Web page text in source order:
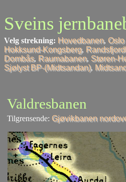
Sveins
Velg strekning: Hovedbanen,
Hokksund-Kongsberg,
Dombås, Raumabanen, Støren-
Sjølyst BP-(Midtsandan),
Valdresbanen
Tilgrensende: Gjøvikbanen